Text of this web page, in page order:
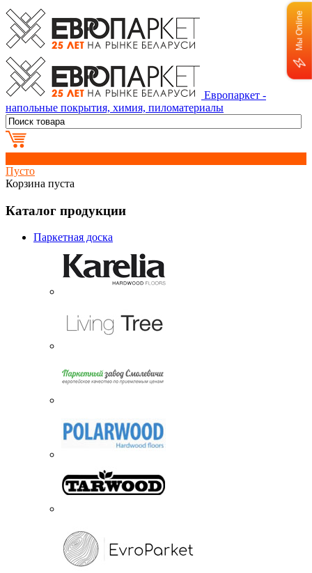
Европаркет -
напольные покрытия, химия, пиломатериалы
Пусто
Корзина пуста
Каталог продукции
Паркетная доска
Мы Online